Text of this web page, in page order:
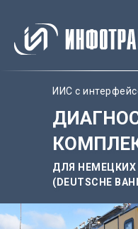
ДЛЯ
(DEUTSCHE
ИИС с